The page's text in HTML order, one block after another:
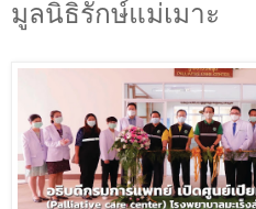
มูลนิธิรักษ์แม่เมาะ